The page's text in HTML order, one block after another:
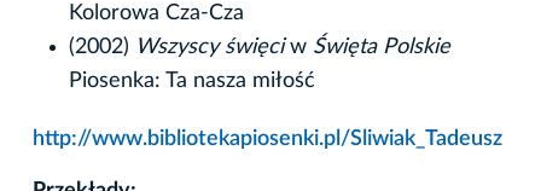
Kolorowa Cza-Cza
(2002) Wszyscy święciw Święta Polskie
Piosenka: Ta nasza miłość
http://www.bibliotekapiosenki.pl/Sliwiak_Tadeusz